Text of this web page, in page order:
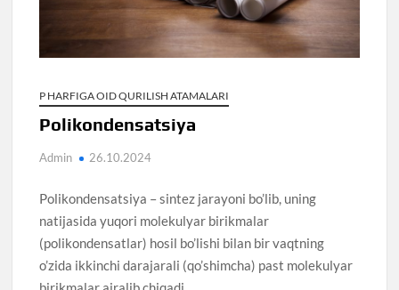
P HARFIGA OID QURILISH ATAMALARI
Polikondensatsiya
Admin 26.10.2024
Polikondensatsiya – sintez jarayoni bo’lib, uning
natijasida yuqori molekulyar birikmalar
(polikondensatlar) hosil bo’lishi bilan bir vaqtning
o’zida ikkinchi darajarali (qo’shimcha) past molekulyar